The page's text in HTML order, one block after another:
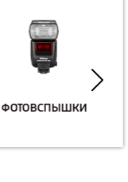
ФОТОВСПЫШКИ